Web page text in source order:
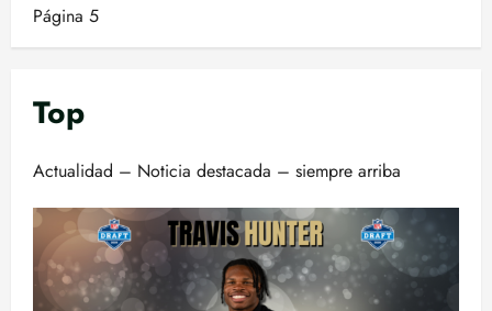
Página 5
Top
Actualidad – Noticia destacada – siempre arriba